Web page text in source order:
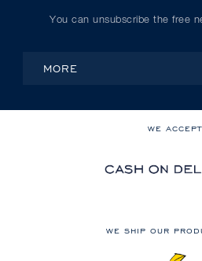
You can unsubscribe the free
MORE
WE
WE SHIP OUR